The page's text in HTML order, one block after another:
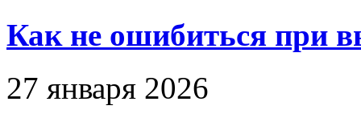
Как не ошибиться при
27 января 2026